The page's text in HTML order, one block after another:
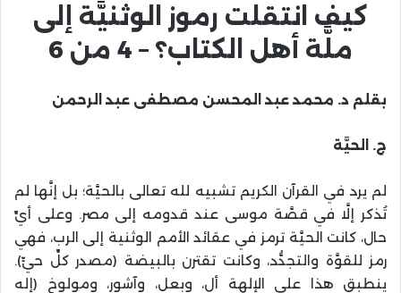
كيف انتقلت رموز الوثنيَّة إلى
ملَّة أهل الكتاب؟ – 4 من 6
بقلم د. محمد عبد المحسن مصطفى عبد الرحمن
ج. الحيَّة
لم يرد في القرآن الكريم تشبيه لله تعالى بالحيَّة؛ بل إنَّها لم
تُذكر إلَّا في قصَّة موسى عند قدومه إلى مصر. وعلى أيِّ
حال، كانت الحيَّة ترمز في عقائد الأمم الوثنية إلى الرب، فهي
رمز للقوَّة والتجدُّد، وكانت تقترن بالبيضة (مصدر كلِّ حيٍّ).
ينطبق هذا على الإلهة أل، وبعل، وآشور، ومولوخ (إله